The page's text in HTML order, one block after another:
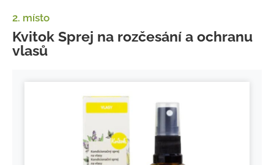
2. místo
Kvitok Sprej na rozčesání a ochranu
vlasů